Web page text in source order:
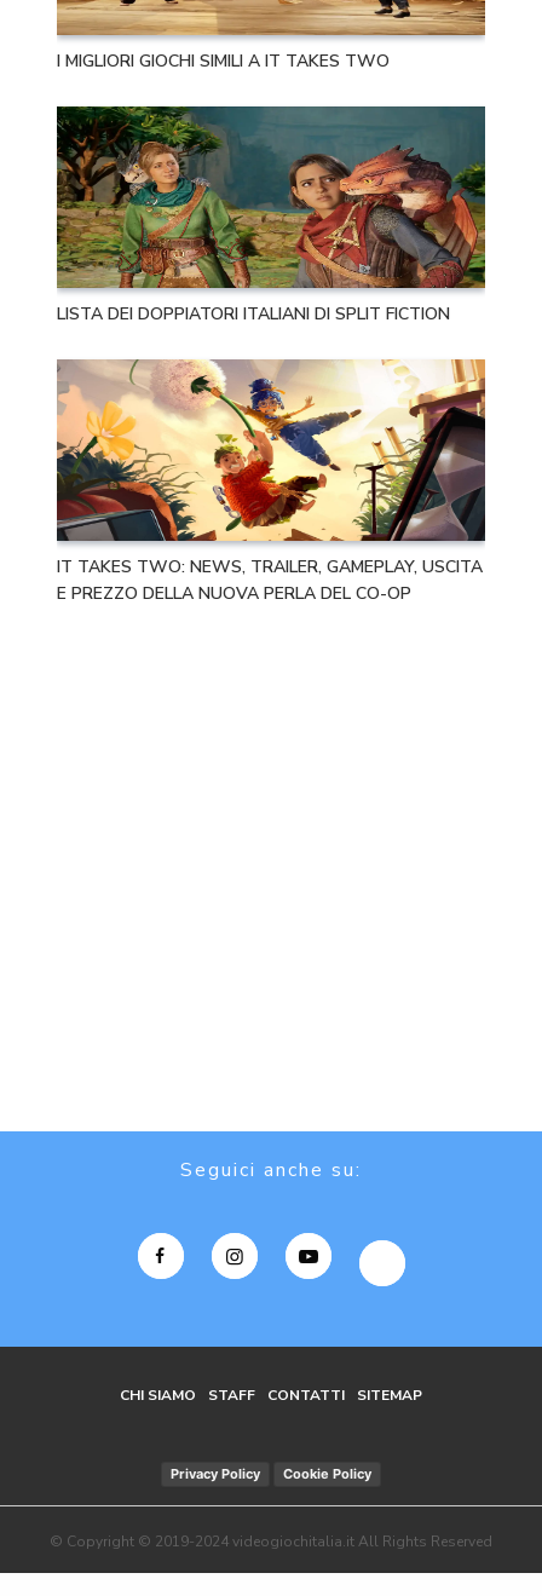
I MIGLIORI GIOCHI SIMILI A IT TAKES TWO
LISTA DEI DOPPIATORI ITALIANI DI SPLIT FICTION
IT TAKES TWO: NEWS, TRAILER, GAMEPLAY, USCITA
E PREZZO DELLA NUOVA PERLA DEL CO-OP
Seguici anche su:
CHI SIAMO STAFF CONTATTI SITEMAP
Privacy Policy Cookie Policy
© Copyright © 2019-2024 videogiochitalia.it All Rights Reserved